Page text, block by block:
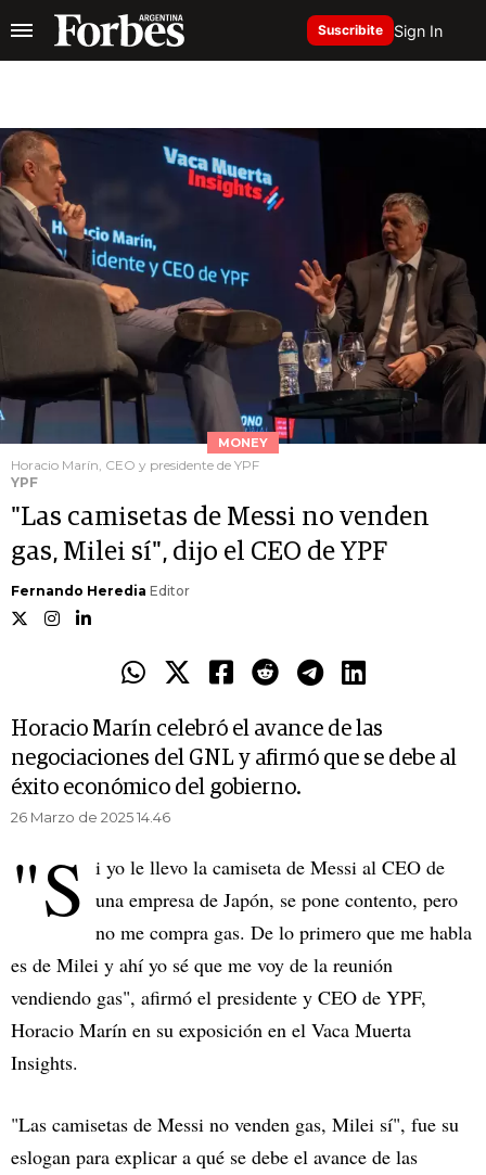
Suscribite Sign In
MONEY
Horacio Marín, CEO y presidente de YPF
YPF
"Las camisetas de Messi no venden
gas, Milei sí", dijo el CEO de YPF
Fernando Heredia Editor
Horacio Marín celebró el avance de las
negociaciones del GNL y afirmó que se debe al
éxito económico del gobierno.
26 Marzo de 2025 14.46
"S i yo le llevo la camiseta de Messi al CEO de
una empresa de Japón, se pone contento, pero
no me compra gas. De lo primero que me habla
es de Milei y ahí yo sé que me voy de la reunión
vendiendo gas", afirmó el presidente y CEO de YPF,
Horacio Marín en su exposición en el Vaca Muerta
Insights.
"Las camisetas de Messi no venden gas, Milei sí", fue su
eslogan para explicar a qué se debe el avance de las